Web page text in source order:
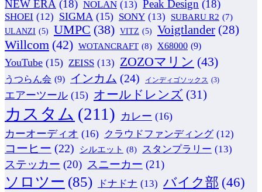
NEW ERA (18) NOLAN (13) Peak Design (18)
SHOEI (12) SIGMA (15) SONY (13) SUBARU R2 (7)
ULANZI (5) UMPC (38) VITZ (5) Voigtlander (28)
Willcom (42) WOTANCRAFT (8) X68000 (9)
YouTube (15) ZEISS (13) ZOZOマリン (43)
うつらん会 (9) インカム (24) インディゴソックス (3)
エアーツール (15) オールドレンズ (31)
カスタム (211) カレー (16)
カーオーディオ (16) クラウドファンディング (12)
コーヒー (22) シルエット (8) スタンプラリー (13)
ステッカー (20) スニーカー (21)
ソロツー (85) ドナドナ (13) バイク部 (46)